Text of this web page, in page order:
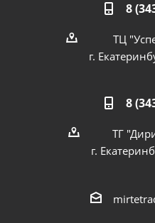
8
ТЦ
г.
8
ТГ
г.